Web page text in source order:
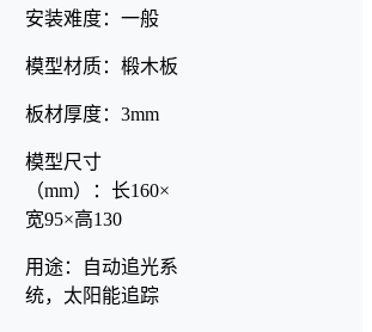
安装难度：一般
模型材质：椴木板
板材厚度：3mm
模型尺寸
（mm）：长160×
宽95×高130
用途：自动追光系
统，太阳能追踪